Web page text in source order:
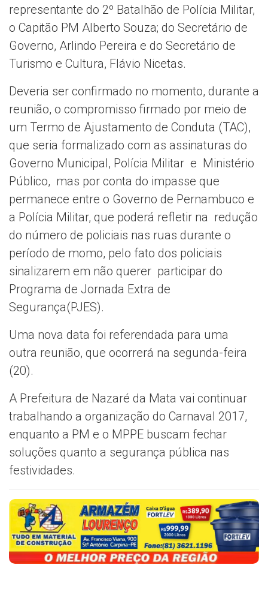
representante do 2º Batalhão de Polícia Militar,
o Capitão PM Alberto Souza; do Secretário de
Governo, Arlindo Pereira e do Secretário de
Turismo e Cultura, Flávio Nicetas.
Deveria ser confirmado no momento, durante a
reunião, o compromisso firmado por meio de
um Termo de Ajustamento de Conduta (TAC),
que seria formalizado com as assinaturas do
Governo Municipal, Polícia Militar e Ministério
Público, mas por conta do impasse que
permanece entre o Governo de Pernambuco e
a Polícia Militar, que poderá refletir na redução
do número de policiais nas ruas durante o
período de momo, pelo fato dos policiais
sinalizarem em não querer participar do
Programa de Jornada Extra de
Segurança(PJES).
Uma nova data foi referendada para uma
outra reunião, que ocorrerá na segunda-feira
(20).
A Prefeitura de Nazaré da Mata vai continuar
trabalhando a organização do Carnaval 2017,
enquanto a PM e o MPPE buscam fechar
soluções quanto a segurança pública nas
festividades.